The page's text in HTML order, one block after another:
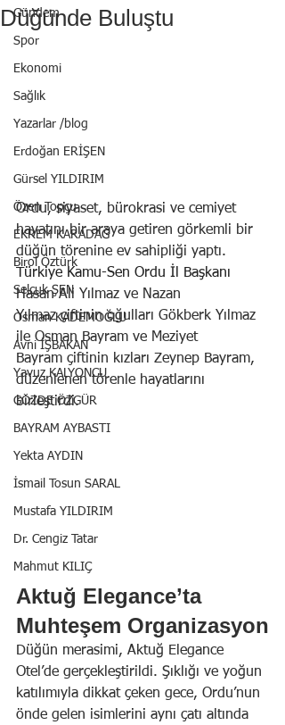
Gündem
Spor
Ekonomi
Sağlık
Yazarlar /blog
Erdoğan ERİŞEN
Gürsel YILDIRIM
Özen Topçu
EKREM KARADAĞ
Birol Öztürk
Selçuk ŞEN
Osman KADEMOĞLU
Avni İŞBAKAN
Yavuz KALYONCU
GÖZDE ÖZGÜR
BAYRAM AYBASTI
Yekta AYDIN
İsmail Tosun SARAL
Mustafa YILDIRIM
Dr. Cengiz Tatar
Mahmut KILIÇ
Düğünde Buluştu
Ordu, siyaset, bürokrasi ve cemiyet
hayatını bir araya getiren görkemli bir
düğün törenine ev sahipliği yaptı.
Türkiye Kamu-Sen Ordu İl Başkanı
Hasan Ali Yılmaz ve Nazan
Yılmaz çiftinin oğulları Gökberk Yılmaz
ile Osman Bayram ve Meziyet
Bayram çiftinin kızları Zeynep Bayram,
düzenlenen törenle hayatlarını
birleştirdi.
Aktuğ Elegance’ta
Muhteşem Organizasyon
Düğün merasimi, Aktuğ Elegance
Otel’de gerçekleştirildi. Şıklığı ve yoğun
katılımıyla dikkat çeken gece, Ordu’nun
önde gelen isimlerini aynı çatı altında